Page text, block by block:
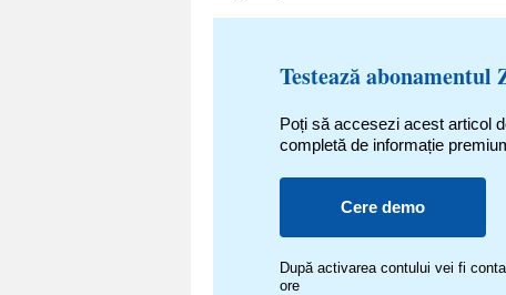
Testează abonamentul
Poți să accesezi acest articol
completă de informație
Cere demo
După activarea contului vei fi
ore